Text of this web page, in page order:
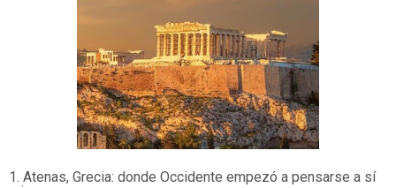
1. Atenas, Grecia: donde Occidente empezó a pensarse a sí